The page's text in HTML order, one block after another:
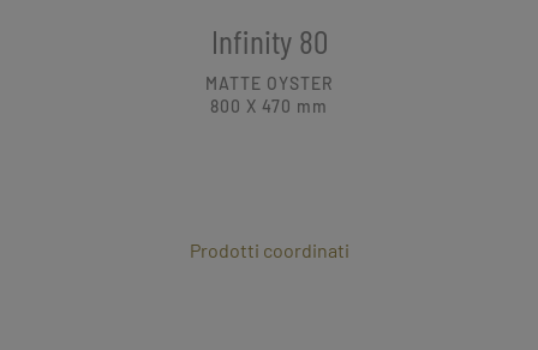
Infinity 80
MATTE OYSTER
800 X 470 mm
Prodotti coordinati